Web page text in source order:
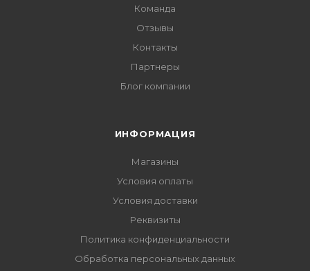
Команда
Отзывы
Контакты
Партнеры
Блог компании
ИНФОРМАЦИЯ
Магазины
Условия оплаты
Условия доставки
Реквизиты
Политика конфиденциальности
Обработка персональных данных